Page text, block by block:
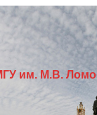
им. М.В.